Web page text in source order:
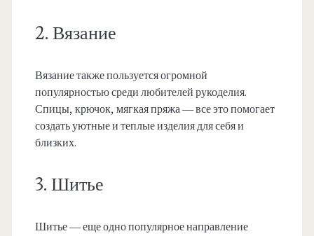
2. Вязание
Вязание также пользуется огромной
популярностью среди любителей рукоделия.
Спицы, крючок, мягкая пряжа — все это помогает
создать уютные и теплые изделия для себя и
близких.
3. Шитье
Шитье — еще одно популярное направление